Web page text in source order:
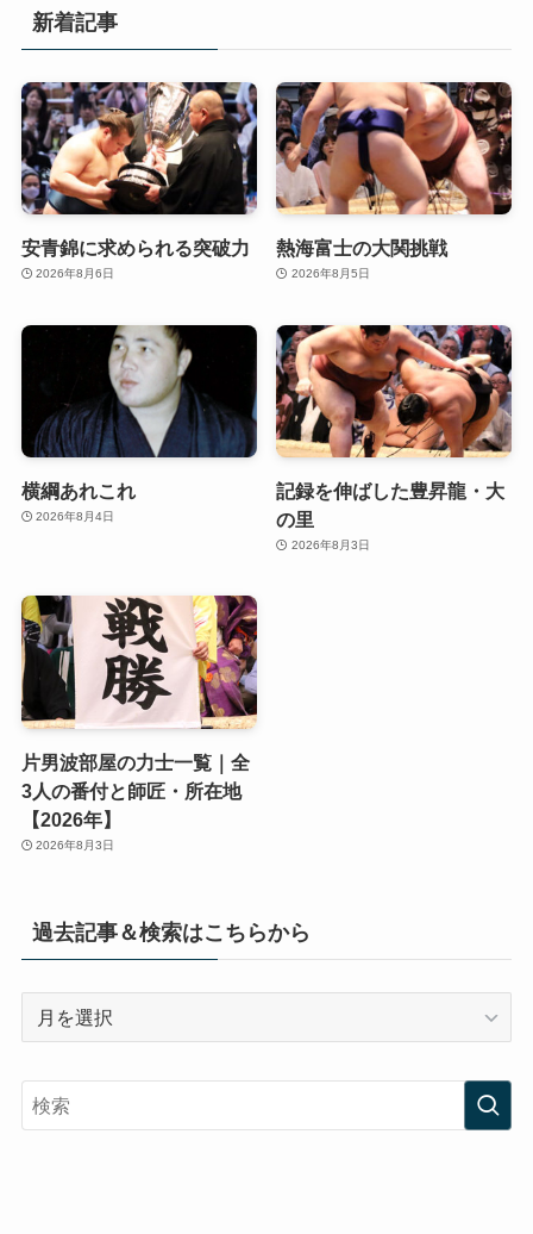
新着記事
安青錦に求められる突破力
2026年8月6日
熱海富士の大関挑戦
2026年8月5日
横綱あれこれ
2026年8月4日
記録を伸ばした豊昇龍・大
の里
2026年8月3日
片男波部屋の力士一覧｜全
3人の番付と師匠・所在地
【2026年】
2026年8月3日
過去記事＆検索はこちらから
事
＆